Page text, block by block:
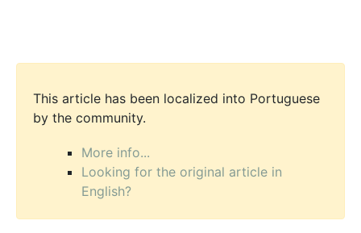
This article has been localized into Portuguese
by the community.
More info...
Looking for the original article in
English?